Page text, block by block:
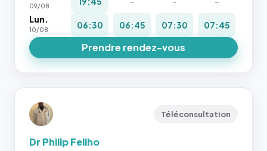
09/08
Lun.
10/08 06:30 06:45 07:30 07:45
Prendre rendez-vous
Téléconsultation
Dr Philip Feliho